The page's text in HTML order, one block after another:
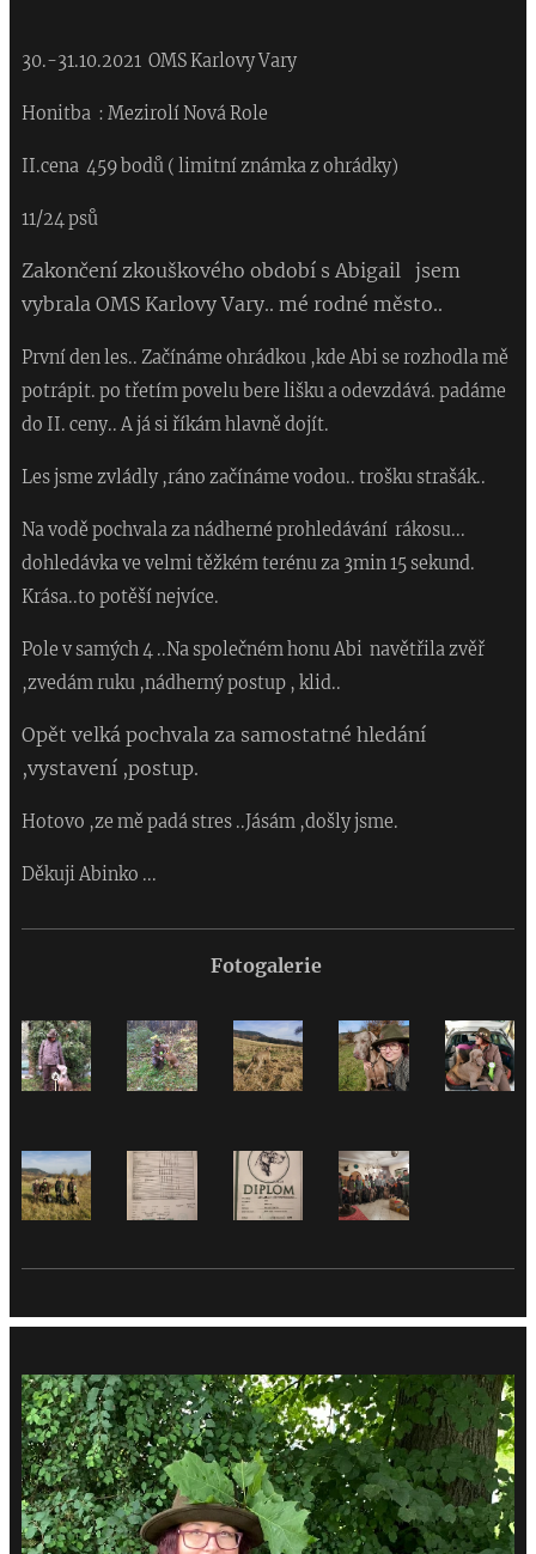
30.-31.10.2021 OMS Karlovy Vary
Honitba : Mezirolí Nová Role
II.cena 459 bodů ( limitní známka z ohrádky)
11/24 psů
Zakončení zkouškového období s Abigail jsem
vybrala OMS Karlovy Vary.. mé rodné město..
První den les.. Začínáme ohrádkou ,kde Abi se rozhodla mě
potrápit. po třetím povelu bere lišku a odevzdává. padáme
do II. ceny.. A já si říkám hlavně dojít.
Les jsme zvládly ,ráno začínáme vodou.. trošku strašák..
Na vodě pochvala za nádherné prohledávání rákosu...
dohledávka ve velmi těžkém terénu za 3min 15 sekund.
Krása..to potěší nejvíce.
Pole v samých 4 ..Na společném honu Abi navětřila zvěř
,zvedám ruku ,nádherný postup , klid..
Opět velká pochvala za samostatné hledání
,vystavení ,postup.
Hotovo ,ze mě padá stres ..Jásám ,došly jsme.
Děkuji Abinko ...
Fotogalerie